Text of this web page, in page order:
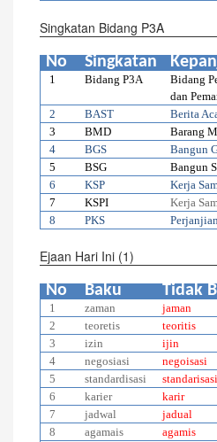
Singkatan Bidang P3A
No
Singkatan
1 Bidang P3A
Bidang
dan
2
BAST
Berita
3
BMD
Barang
4
BGS
Bangun
5
BSG
Bangun
6
KSP
Kerja
7
KSPI
Kerja
8
PKS
Ejaan Hari Ini (1)
No
Baku Tidak
1 zaman
jaman
2
teoretis
teoritis
3
izin
ijin
4
negosiasi
negoisasi
5
standardisasi
standarisasi
6
karier
karir
7
jadwal
jadual
8
agamais
agamis